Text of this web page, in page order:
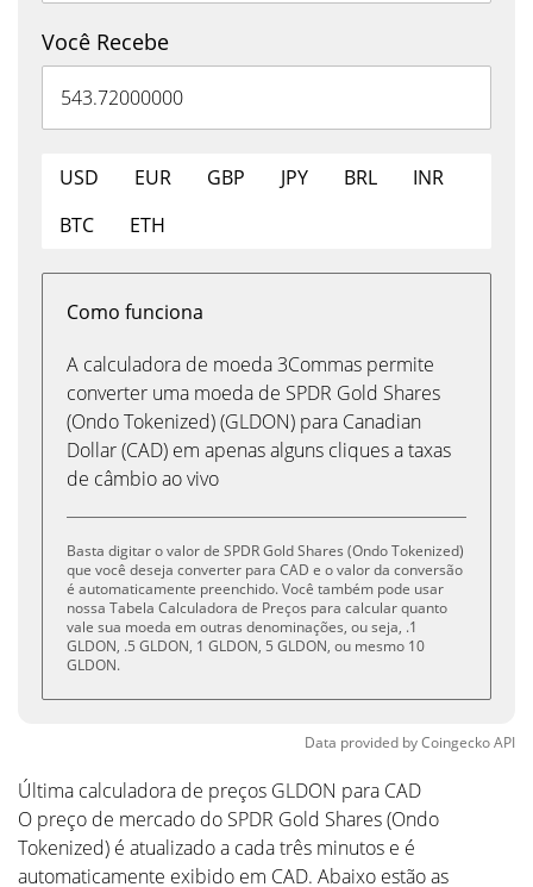
Você Recebe
USD EUR GBP JPY BRL
INR
BTC
ETH
Como funciona
A calculadora de moeda 3Commas permite
converter uma moeda de SPDR Gold Shares
(Ondo Tokenized) (GLDON) para Canadian
Dollar (CAD) em apenas alguns cliques a taxas
de câmbio ao vivo
Basta digitar o valor de SPDR Gold Shares (Ondo Tokenized)
que você deseja converter para CAD e o valor da conversão
é automaticamente preenchido. Você também pode usar
nossa Tabela Calculadora de Preços para calcular quanto
vale sua moeda em outras denominações, ou seja, .1
GLDON, .5 GLDON, 1 GLDON, 5 GLDON, ou mesmo 10
GLDON.
Data provided byCoingeckoAPI
Última calculadora de preços GLDON para CAD
O preço de mercado do SPDR Gold Shares (Ondo
Tokenized) é atualizado a cada três minutos e é
automaticamente exibido em CAD. Abaixo estão as